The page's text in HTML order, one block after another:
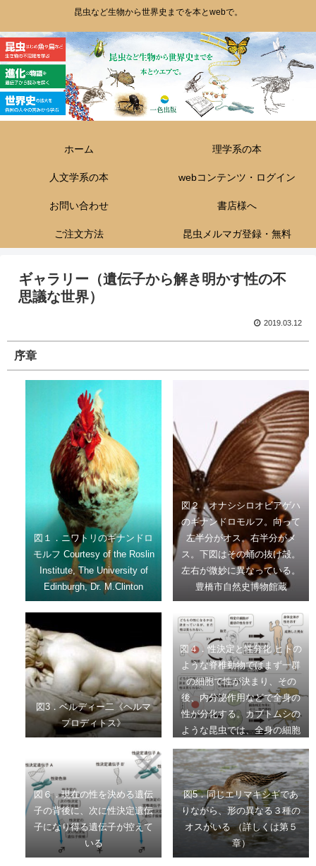
昆虫など生物から世界史までを本とwebで。
ホーム 理学系の本
人文学系の本 webコンテンツ・ログイン
お問い合わせ 書店様へ
ご注文方法 昆虫メルマガ登録・無料
ギャラリー（遺伝子から解き明かす性の不
思議な世界）
2019.03.12
序章
図１．ニワトリのギナンドロ
モルフ Courtesy of the Roslin
Institute, The University of
Edinburgh, Dr. M.Clinton
図２．オナシシロオビアゲハ
のギナンドロモルフ。向って
左半分がオス。右半分がメ
ス。下図はその蛹の抜け殻。
左右が微妙に異なっている。
豊橋市自然史博物館蔵
図3．ベルディー二《ヘルマ
プロディトス》
図４．性決定と性分化 ヒトの
ような脊椎動物ではまず一群
の細胞で性が決まり、その
後、内分泌作用などで全身の
性が分化する。カブトムシの
ような昆虫では、全身の細胞
で遺伝子作用により性が決ま
る場合が多い。
図６．現在の性を決める遺伝
子の背後に、次に性決定遺伝
子になり得る遺伝子が控えて
いる
図5．同じエリマキシギであ
りながら、形の異なる３種の
オスがいる （詳しくは第５
章）